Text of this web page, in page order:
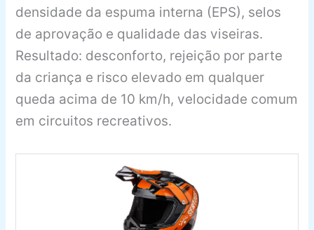
densidade da espuma interna (EPS), selos
de aprovação e qualidade das viseiras.
Resultado: desconforto, rejeição por parte
da criança e risco elevado em qualquer
queda acima de 10 km/h, velocidade comum
em circuitos recreativos.